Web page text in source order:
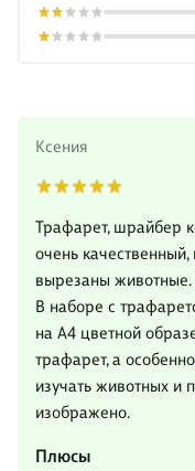
Ксения
Трафарет, шрайбер
очень качественный,
вырезаны
В наборе с
на А4 цветной
трафарет, а
изучать животных и
изображено.
Плюсы